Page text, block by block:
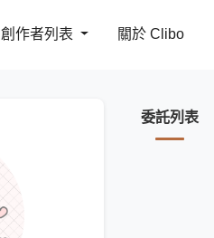
創作者列表 關於 Clibo
委託列表